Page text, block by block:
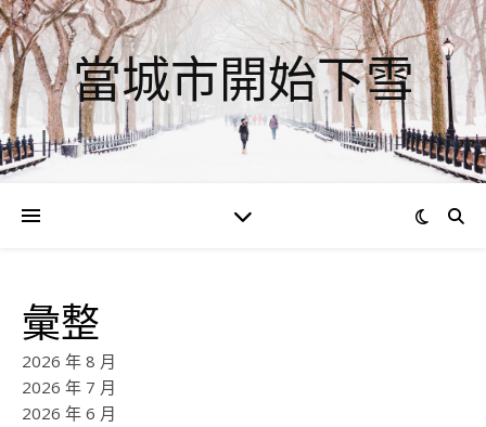
當城市開始下雪
彙整
2026 年 8 月
2026 年 7 月
2026 年 6 月